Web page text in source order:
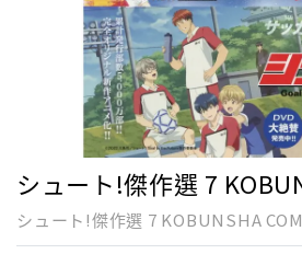
シュート!傑作選 7
シュート!傑作選 7 KOBUNSHA